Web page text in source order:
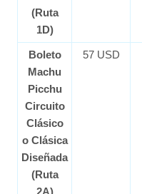
(Ruta
1D)
Boleto
Machu
Picchu
Circuito
Clásico
o Clásica
Diseñada
(Ruta
2A)
57 USD